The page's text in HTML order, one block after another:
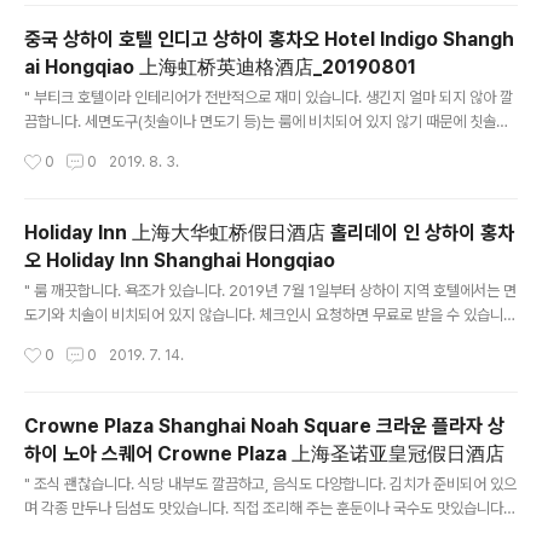
중국 상하이 호텔 인디고 상하이 홍차오 Hotel Indigo Shangh
ai Hongqiao 上海虹桥英迪格酒店_20190801
" 부티크 호텔이라 인테리어가 전반적으로 재미 있습니다. 생긴지 얼마 되지 않아 깔
끔합니다. 세면도구(칫솔이나 면도기 등)는 룸에 비치되어 있지 않기 때문에 칫솔이
걸어오기에는 땀나고, 택시타고 오쟈니 5분 거리이고 너무 애매합니다. 조식의 경우
anghai Hongqiao 上海虹桥英迪格酒店 Hotel Indigo Shanghai Hongqia
o 上海虹桥英迪格酒店 호텔 깔끔합니다. 조식도 괜찮구요.. 인테리어 또한 훌륭
합니다. 단지, 홍차오 공항에서 가기가 너무 힘이 드립니다. 택시를 타니 너무 가깝다
고 택시기사라 투털 거..
0 0 2019. 8. 3.
Holiday Inn 上海大华虹桥假日酒店 홀리데이 인 상하이 홍차
오 Holiday Inn Shanghai Hongqiao
" 룸 깨끗합니다. 욕조가 있습니다. 2019년 7월 1일부터 상하이 지역 호텔에서는 면
도기와 치솔이 비치되어 있지 않습니다. 체크인시 요청하면 무료로 받을 수 있습니
리까지 택시로 약 30분 거리에 위치해 있습니다. " 2017/10/07 - [중국 생활/여행]
Inn Shanghai Hongqiao 호텔 홍차오 공항에서의 셔틀버스 홍차오 공항에서 Hol
iday Inn Shanghai Hongqiao 호텔까지 택시 타고 가면 택시 기사들이 무쟈게 압
력줍니다. 때로는 욕도 하구요.. 자기 몇시간 기다렸는데, 고객 30여위..
0 0 2019. 7. 14.
Crowne Plaza Shanghai Noah Square 크라운 플라자 상
하이 노아 스퀘어 Crowne Plaza 上海圣诺亚皇冠假日酒店
" 조식 괜찮습니다. 식당 내부도 깔끔하고, 음식도 다양합니다. 김치가 준비되어 있으
며 각종 만두나 딤섬도 맛있습니다. 직접 조리해 주는 훈둔이나 국수도 맛있습니다.